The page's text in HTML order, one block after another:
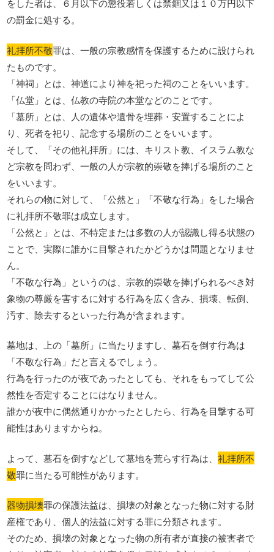
をした者は、６月以下の懲役若しくは禁錮又は１０万円以下
の罰金に処する。
礼拝所不敬罪は、一般の宗教感情を保護するために設けられ
たものです。
「神祠」とは、神道により神を祀った祠のことをいいます。
「仏堂」とは、仏教の寺院の本堂などのことです。
「墓所」とは、人の遺体や遺骨を埋葬・安置することによ
り、死者を祀り、記念する場所のことをいいます。
そして、「その他礼拝所」には、キリスト教、イスラム教な
ど宗教を問わず、一般の人が宗教的崇敬を捧げる場所のこと
をいいます。
それらの物に対して、「公然と」「不敬な行為」をした場合
に礼拝所不敬罪は成立します。
「公然と」とは、不特定または多数の人が認識し得る状態の
ことで、実際に誰かに目撃されたかどうかは問題となりませ
ん。
「不敬な行為」というのは、宗教的崇敬を捧げられるべき対
象物の尊厳を害するに対する行為を広く含み、損壊、転倒、
汚す、除去するといった行為が含まれます。
墓地は、上の「墓所」に当たりますし、墓石を倒す行為は
「不敬な行為」だと言えるでしょう。
行為を行ったのが夜であったとしても、それをもってして公
然性を否定することにはなりません。
誰かが夜中に偶然通りかかったとしたら、行為を目撃する可
能性はありますからね。
よって、墓石を倒すなどして墓地を荒らす行為は、礼拝所不
敬罪に当たる可能性があります。
器物損壊罪の保護法益は、損壊の対象となった物に対する財
産権であり、個人的法益に対する罪に分類されます。
そのため、損壊の対象となった物の所有者が直接の被害者で